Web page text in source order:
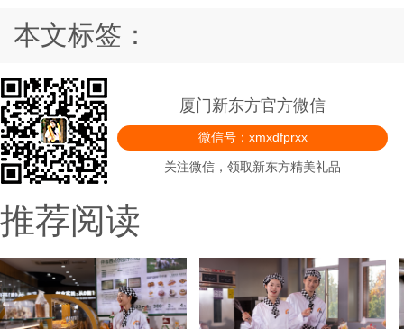
本文标签：
厦门新东方官方微信
微信号：xmxdfprxx
关注微信，领取新东方精美礼品
推荐阅读